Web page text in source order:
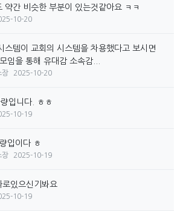
약간 비슷한 부분이 있는것같아요 ㅋㅋ
10-20
스템이 교회의 시스템을 차용했다고 보시면
임을 통해 유대감 소속감...
장 2025-10-20
입니다. ㅎㅎ
10-19
입이다 ㅎ
장 2025-10-19
로있으신기봐요
10-19